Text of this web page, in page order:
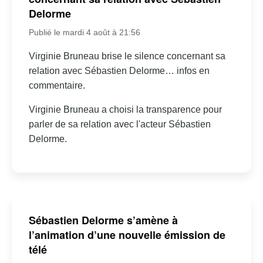
Delorme
Publié le mardi 4 août à 21:56
Virginie Bruneau brise le silence concernant sa
relation avec Sébastien Delorme… infos en
commentaire.
Virginie Bruneau a choisi la transparence pour
parler de sa relation avec l'acteur Sébastien
Delorme.
Sébastien Delorme s’amène à
l’animation d’une nouvelle émission de
télé